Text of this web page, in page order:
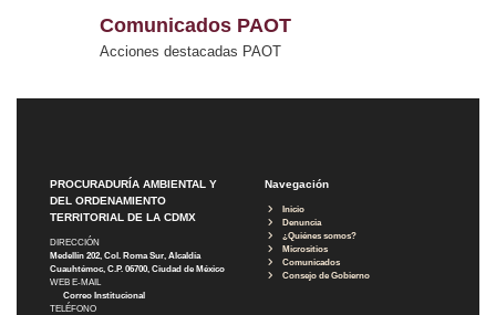
Comunicados PAOT
Acciones destacadas PAOT
PROCURADURÍA AMBIENTAL Y
DEL ORDENAMIENTO
TERRITORIAL DE LA CDMX
DIRECCIÓN
Medellín 202, Col. Roma Sur, Alcaldía
Cuauhtémoc, C.P. 06700, Ciudad de México
WEB E-MAIL
Correo Institucional
TELÉFONO
Navegación
Inicio
Denuncia
¿Quiénes somos?
Micrositios
Comunicados
Consejo de Gobierno